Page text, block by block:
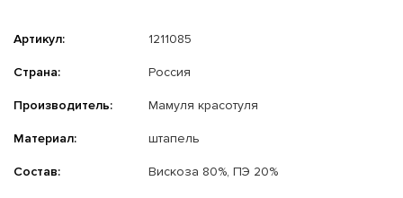
Артикул: 1211085
Страна: Россия
Производитель: Мамуля красотуля
Материал: штапель
Состав: Вискоза 80%, ПЭ 20%